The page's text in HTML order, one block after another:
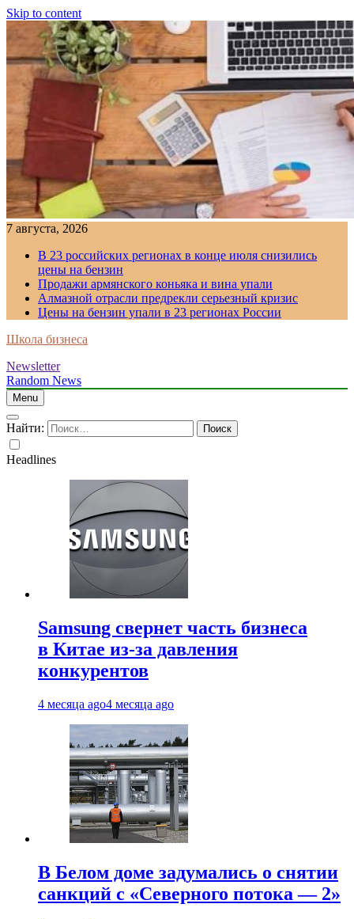
Skip to content
7 августа, 2026
В 23 российских регионах в конце июля снизились
цены на бензин
Продажи армянского коньяка и вина упали
Алмазной отрасли предрекли серьезный кризис
Цены на бензин упали в 23 регионах России
Школа бизнеса
Newsletter
Random News
Menu
Найти:
Headlines
Samsung свернет часть бизнеса
в Китае из-за давления
конкурентов
4 месяца ago4 месяца ago
В Белом доме задумались о снятии
санкций с «Северного потока — 2»